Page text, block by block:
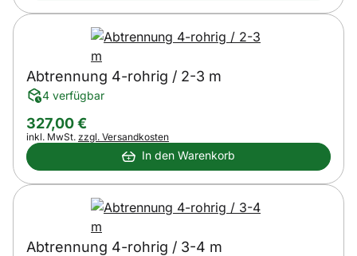
Abtrennung 4-rohrig / 2-3 m
4 verfügbar
327,00€
Steuerhinweis:
inkl. MwSt. zzgl. Versandkosten
In den Warenkorb
Abtrennung 4-rohrig / 3-4 m